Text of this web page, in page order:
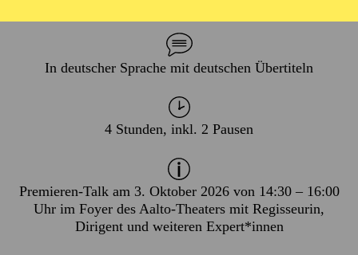
In deutscher Sprache mit deutschen Übertiteln
4 Stunden, inkl. 2 Pausen
Premieren-Talk am 3. Oktober 2026 von 14:30 – 16:00
Uhr im Foyer des Aalto-Theaters mit Regisseurin,
Dirigent und weiteren Expert*innen